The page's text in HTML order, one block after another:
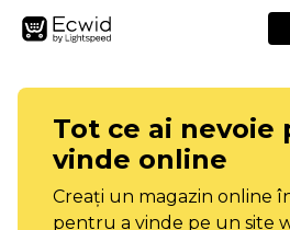
Tot ce ai nevoie
vinde online
Creați un magazin online
pentru a vinde pe un site